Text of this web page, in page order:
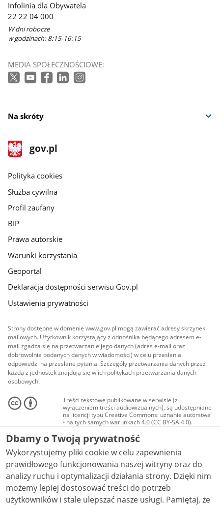
w
nowym
oknie
Infolinia dla Obywatela
22 22 04 000
W dni robocze
w godzinach: 8:15-16:15
MEDIA SPOŁECZNOŚCIOWE:
Na skróty
stopka
gov.pl
Strona
gov.pl
gov.pl
Polityka cookies
Służba cywilna
Profil zaufany
BIP
Prawa autorskie
Warunki korzystania
Geoportal
Deklaracja dostępności serwisu Gov.pl
Ustawienia prywatności
Strony dostępne w domenie www.gov.pl mogą zawierać adresy skrzynek
mailowych. Użytkownik korzystający z odnośnika będącego adresem e-
mail zgadza się na przetwarzanie jego danych (adres e-mail oraz
dobrowolnie podanych danych w wiadomości) w celu przesłania
odpowiedzi na przesłane pytania. Szczegóły przetwarzania danych przez
każdą z jednostek znajdują się w ich politykach przetwarzania danych
osobowych.
Treści tekstowe publikowane w serwisie (z
wyłączeniem treści audiowizualnych), są udostępniane
na licencji typu Creative Commons: uznanie autorstwa
- na tych samych warunkach 4.0 (CC BY-SA 4.0).
Materiały audiowizualne, w tym zdjęcia, materiały
audio i wideo, są udostępniane na licencji typu
Creative Commons: uznanie autorstwa użycie
niekomercyjne - bez utworów zależnych 4.0 (CC BY-
NC-ND 4.0), o ile nie jest to stwierdzone inaczej.
Dbamy o Twoją prywatność
Wykorzystujemy pliki cookie w celu zapewnienia
prawidłowego funkcjonowania naszej witryny oraz do
analizy ruchu i optymalizacji działania strony. Dzięki nim
możemy lepiej dostosować treści do potrzeb
użytkowników i stale ulepszać nasze usługi. Pamiętaj, że